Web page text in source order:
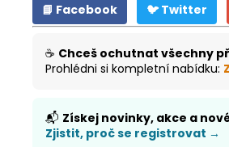
📘 Facebook
🐦 Twitter
☕ Chceš ochutnat všechny
Prohlédni si kompletní nabídku:
📬 Získej novinky, akce a
Zjistit, proč se registrovat →